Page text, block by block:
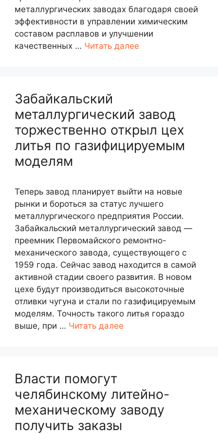
металлургических заводах благодаря своей
эффективности в управлении химическим
составом расплавов и улучшении
качественных … Читать далее
Забайкальский
металлургический завод
торжественно открыл цех
литья по газифицируемым
моделям
Теперь завод планирует выйти на новые
рынки и бороться за статус лучшего
металлургического предприятия России.
Забайкальский металлургический завод —
преемник Первомайского ремонтно-
механического завода, существующего с
1959 года. Сейчас завод находится в самой
активной стадии своего развития. В новом
цехе будут производиться высокоточные
отливки чугуна и стали по газифицируемым
моделям. Точность такого литья гораздо
выше, при … Читать далее
Власти помогут
челябинскому литейно-
механическому заводу
получить заказы